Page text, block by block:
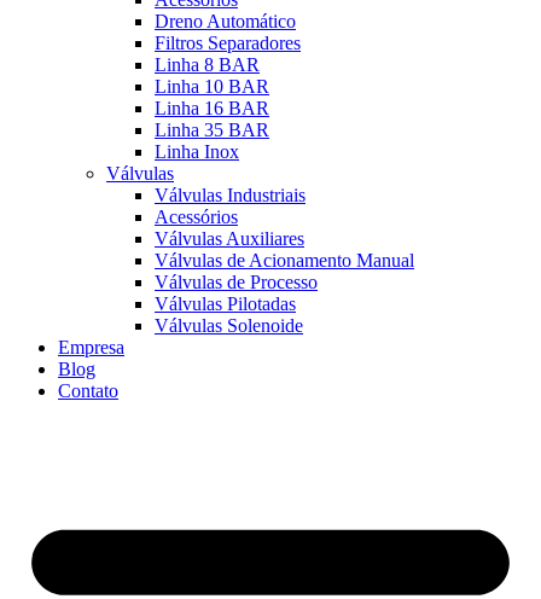
Dreno Automático
Filtros Separadores
Linha 8 BAR
Linha 10 BAR
Linha 16 BAR
Linha 35 BAR
Linha Inox
Válvulas
Válvulas Industriais
Acessórios
Válvulas Auxiliares
Válvulas de Acionamento Manual
Válvulas de Processo
Válvulas Pilotadas
Válvulas Solenoide
Empresa
Blog
Contato